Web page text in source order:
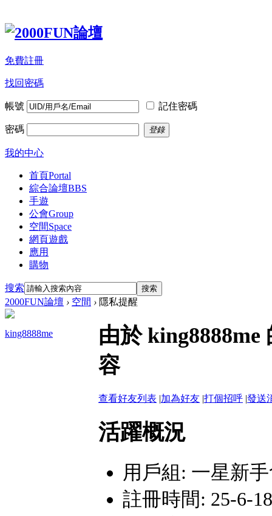
免費註冊
找回密碼
帳號 記住密碼
密碼 登錄
我的中心
首頁Portal
綜合論壇BBS
手遊
公會Group
空間Space
網頁遊戲
應用
購物
搜索 搜索
2000FUN論壇 › 空間 › 隱私提醒
king8888me
由於
容
查看好友列表 |加為好友 |打個招呼 |發送
活躍概況
用戶組: 一星新
註冊時間: 25-6-